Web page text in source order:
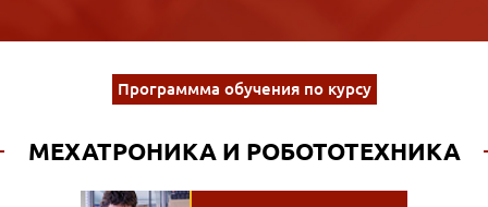
Программма обучения по курсу
МЕХАТРОНИКА И РОБОТОТЕХНИКА